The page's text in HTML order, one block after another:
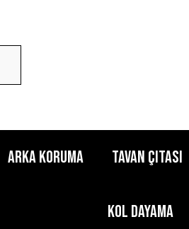
Arka Koruma Tavan Çıtası
Kol Dayama